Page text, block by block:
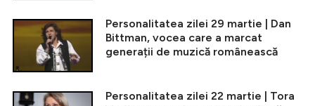
Personalitatea zilei 29 martie | Dan
Bittman, vocea care a marcat
generații de muzică românească
Personalitatea zilei 22 martie | Tora